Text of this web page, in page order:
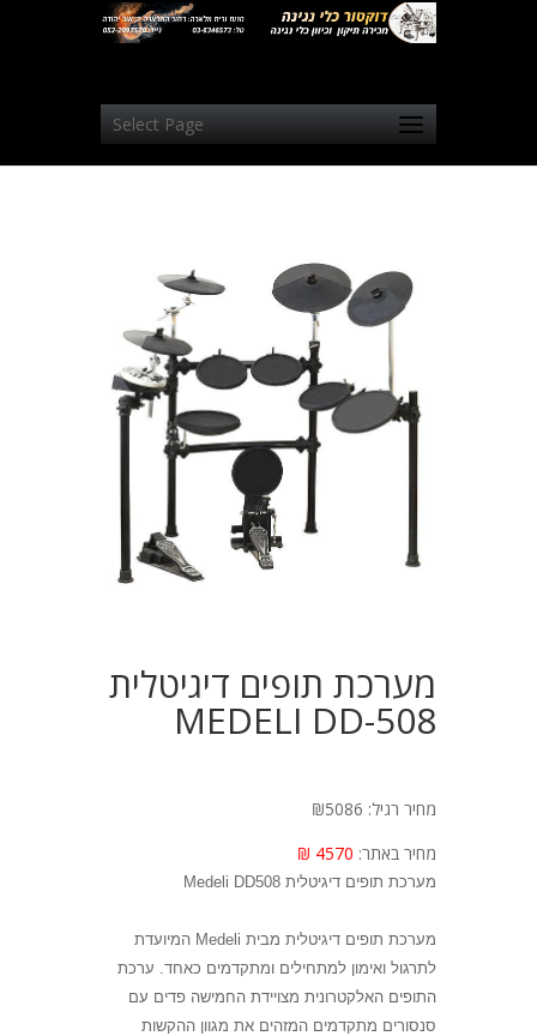
Select Page
מערכת תופים דיגיטלית
MEDELI DD-508
מחיר רגיל: ₪5086
מחיר באתר:
מערכת תופים דיגיטלית Medeli DD508
מערכת תופים דיגיטלית מבית Medeli המיועדת
לתרגול ואימון למתחילים ומתקדמים כאחד. ערכת
התופים האלקטרונית מצויידת החמישה פדים עם
סנסורים מתקדמים המזהים את מגוון ההקשות